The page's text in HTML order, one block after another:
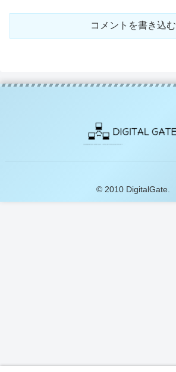
コメントを書き込む
© 2010 DigitalGate.